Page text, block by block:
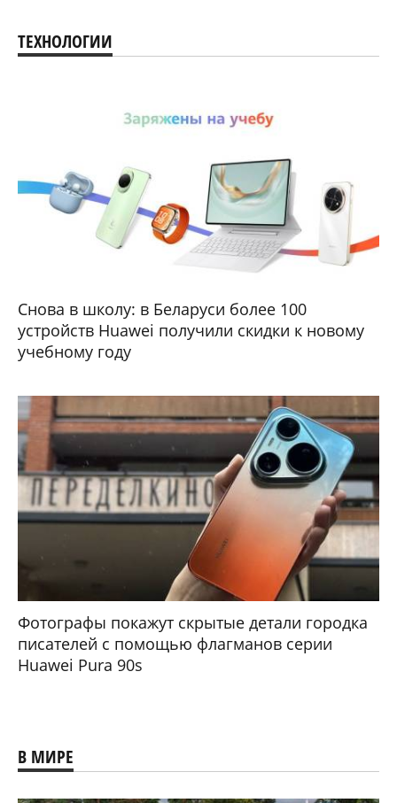
ТЕХНОЛОГИИ
Снова в школу: в Беларуси более 100
устройств Huawei получили скидки к новому
учебному году
Фотографы покажут скрытые детали городка
писателей с помощью флагманов серии
Huawei Pura 90s
В МИРЕ